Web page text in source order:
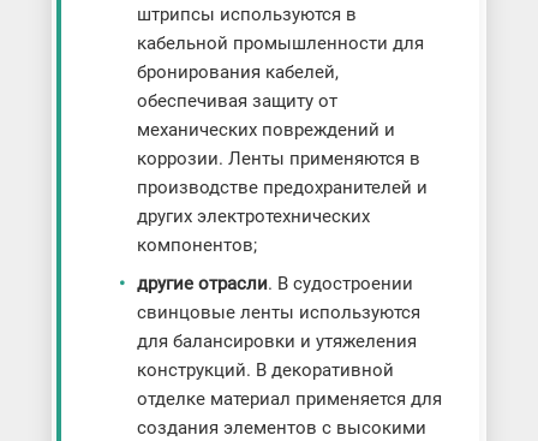
штрипсы используются в
кабельной промышленности для
бронирования кабелей,
обеспечивая защиту от
механических повреждений и
коррозии. Ленты применяются в
производстве предохранителей и
других электротехнических
компонентов;
другие отрасли. В судостроении
свинцовые ленты используются
для балансировки и утяжеления
конструкций. В декоративной
отделке материал применяется для
создания элементов с высокими